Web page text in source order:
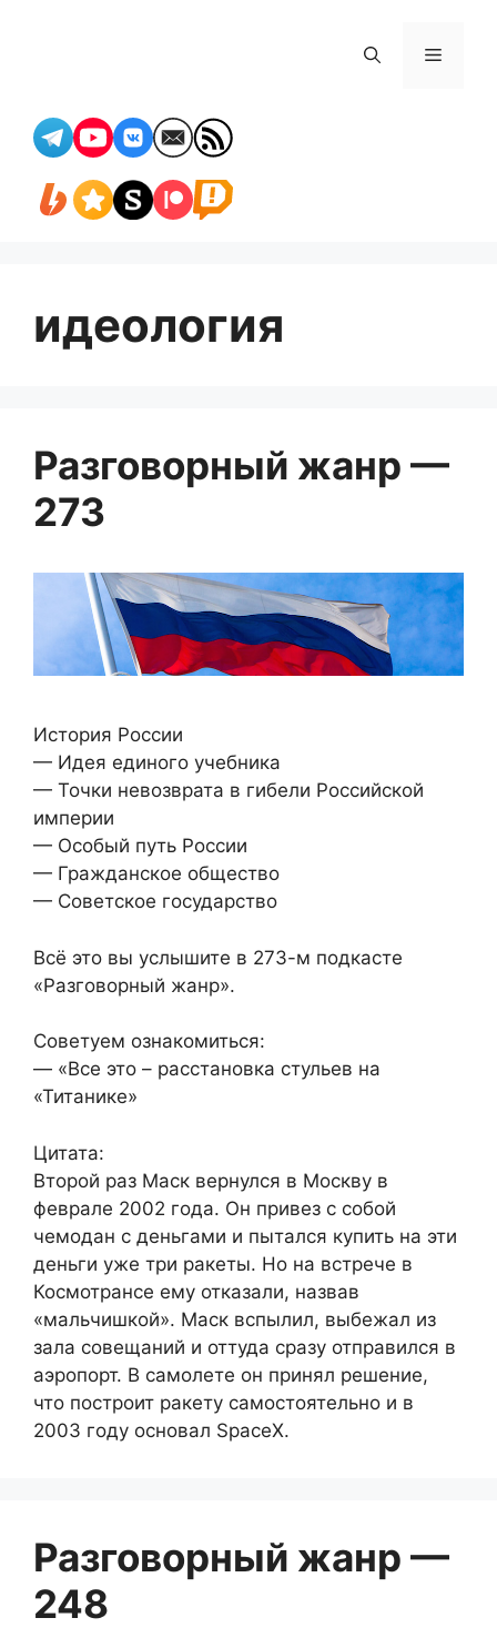
Меню
идеология
Разговорный жанр —
273
История России
— Идея единого учебника
— Точки невозврата в гибели Российской
империи
— Особый путь России
— Гражданское общество
— Советское государство
Всё это вы услышите в 273-м подкасте
«Разговорный жанр».
Советуем ознакомиться:
— «Все это – расстановка стульев на
«Титанике»
Цитата:
Второй раз Маск вернулся в Москву в
феврале 2002 года. Он привез с собой
чемодан с деньгами и пытался купить на эти
деньги уже три ракеты. Но на встрече в
Космотрансе ему отказали, назвав
«мальчишкой». Маск вспылил, выбежал из
зала совещаний и оттуда сразу отправился в
аэропорт. В самолете он принял решение,
что построит ракету самостоятельно и в
2003 году основал SpaceX.
Разговорный жанр —
248